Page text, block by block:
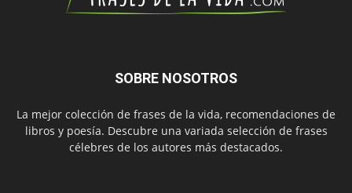
SOBRE NOSOTROS
La mejor colección de frases de la vida, recomendaciones de
libros y poesía. Descubre una variada selección de frases
célebres de los autores más destacados.